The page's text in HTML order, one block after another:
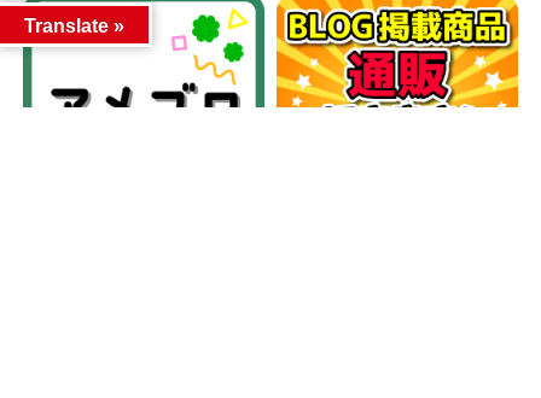
Translate »